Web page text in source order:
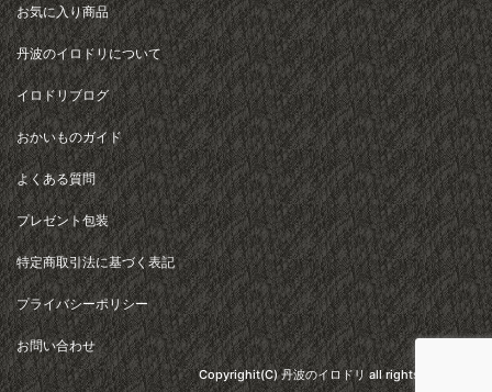
お気に入り商品
丹波のイロドリについて
イロドリブログ
おかいものガイド
よくある質問
プレゼント包装
特定商取引法に基づく表記
プライバシーポリシー
お問い合わせ
Copyrighit(C) 丹波のイロドリ all rights reserved.